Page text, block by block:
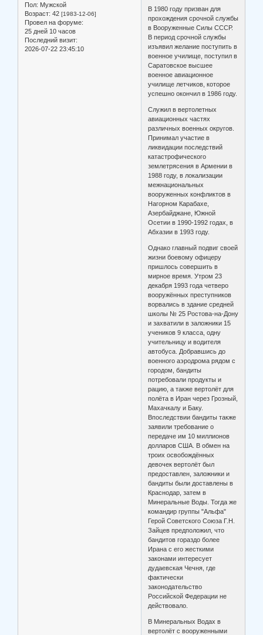
Пол: Мужской
Возраст: 42 [1983-12-06]
Провел на форуме:
25 дней 10 часов
Последний визит:
2026-07-22 23:45:10
В 1980 году призван для
прохождения срочной службы
в Вооруженные Силы СССР.
В период срочной службы
изъявил желание поступить в
военное училище, поступил в
Саратовское высшее
военное авиационное
училище летчиков, которое
успешно окончил в 1986 году.
Служил в вертолетных
авиационных частях
различных военных округов.
Принимал участие в
ликвидации последствий
катастрофического
землетрясения в Армении в
1988 году, в локализации
межнациональных
вооруженных конфликтов в
Нагорном Карабахе,
Азербайджане, Южной
Осетии в 1990-1992 годах, в
Абхазии в 1993 году.
Однако главный подвиг своей
жизни боевому офицеру
пришлось совершить в
мирное время. Утром 23
декабря 1993 года четверо
вооружённых преступников
ворвались в здание средней
школы № 25 Ростова-на-Дону
и захватили в заложники 15
учеников 9 класса, одну
учительницу и водителя
автобуса. Добравшись до
военного аэродрома рядом с
городом, бандиты
потребовали продукты и
рацию, а также вертолёт для
полёта в Иран через Грозный,
Махачкалу и Баку.
Впоследствии бандиты также
заявили требование о
передаче им 10 миллионов
долларов США. В обмен на
троих освобождённых
девочек вертолёт был
предоставлен, заложники и
бандиты были доставлены в
Краснодар, затем в
Минеральные Воды. Тогда же
командир группы "Альфа"
Герой Советского Союза Г.Н.
Зайцев предположил, что
бандитов гораздо более
Ирана с его жесткими
законами интересует
дудаевская Чечня, где
фактически
законодательство
Российской Федерации не
действовало.
В Минеральных Водах в
вертолёт с вооруженными